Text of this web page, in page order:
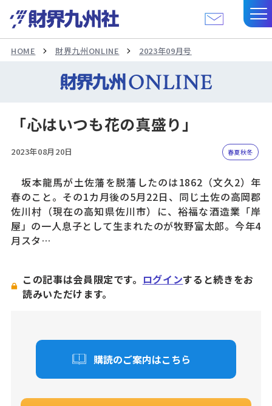
HOME 財界九州ONLINE 2023年09月号
「心はいつも花の真盛り」
2023年08月20日 春夏秋冬
坂本龍馬が土佐藩を脱藩したのは1862（文久2）年
春のこと。その1カ月後の5月22日、同じ土佐の高岡郡
佐川村（現在の高知県佐川市）に、裕福な酒造業「岸
屋」の一人息子として生まれたのが牧野富太郎。今年4
月スタ…
この記事は会員限定です。 ログインすると続きをお
読みいただけます。
購読のご案内はこちら